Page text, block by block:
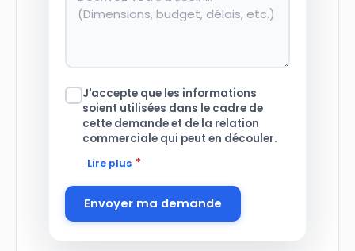
J'accepte que les informations
soient utilisées dans le cadre de
cette demande et de la relation
commerciale qui peut en découler.
Lire plus *
Envoyer ma demande